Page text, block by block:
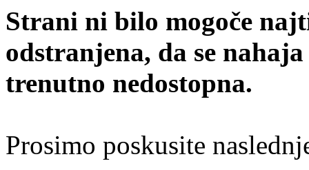
Strani ni bilo mogoče
odstranjena, da se
trenutno nedostopna.
Prosimo poskusite